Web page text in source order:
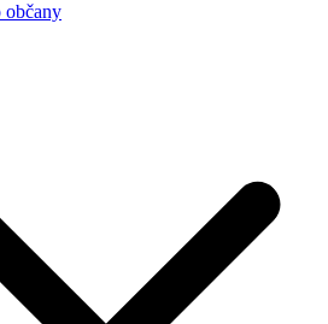
občany